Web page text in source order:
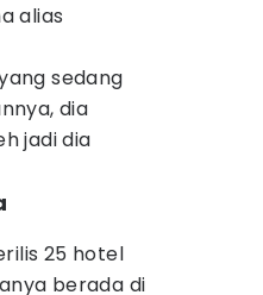
alias
sedang
dia
jadi dia
25 hotel
berada di